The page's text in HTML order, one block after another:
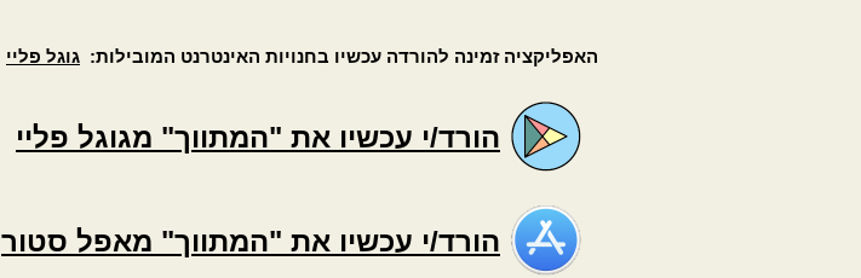
האפליקציה זמינה להורדה עכשיו בחנויות האינטרנט המובילות: גוגל פליי
הורד/י עכשיו את "המתווך" מגוגל פליי
הורד/י עכשיו את "המתווך" מאפל סטור